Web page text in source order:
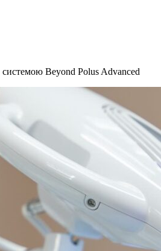
системою Beyond Polus Advanced